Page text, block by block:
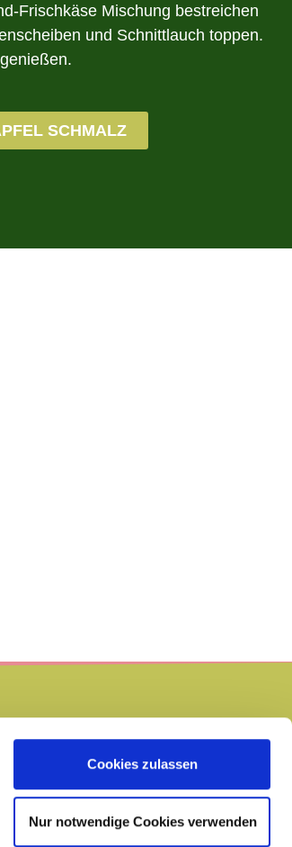
Cookies zulassen
Nur notwendige Cookies verwenden
Frischkäse Mischung bestreichen
und Schnittlauch toppen.
SCHMALZ